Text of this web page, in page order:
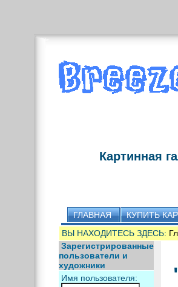
Картинная
ГЛАВНАЯ КУПИТЬ
ВЫ НАХОДИТЕСЬ ЗДЕСЬ:
Зарегистрированные
пользователи и
художники
Имя пользователя: